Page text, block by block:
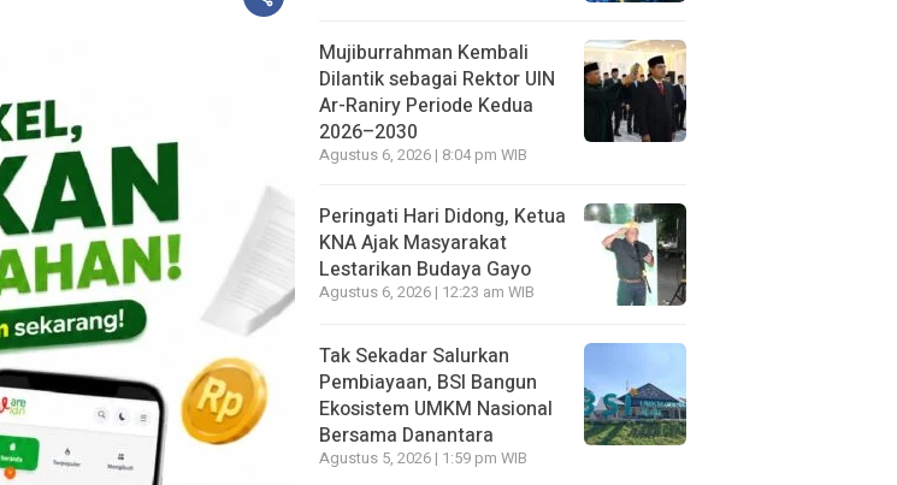
Mujiburrahman Kembali
Dilantik sebagai Rektor UIN
Ar-Raniry Periode Kedua
2026–2030
Agustus 6, 2026 | 8:04 pm WIB
Peringati Hari Didong, Ketua
KNA Ajak Masyarakat
Lestarikan Budaya Gayo
Agustus 6, 2026 | 12:23 am WIB
Tak Sekadar Salurkan
Pembiayaan, BSI Bangun
Ekosistem UMKM Nasional
Bersama Danantara
Agustus 5, 2026 | 1:59 pm WIB